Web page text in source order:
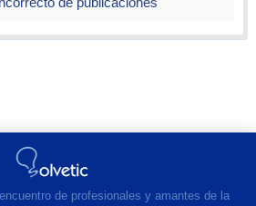
de profesionales y amantes de la